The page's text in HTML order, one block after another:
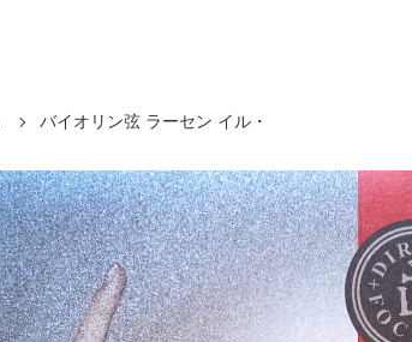
バイオリン弦 ラーセン イル・